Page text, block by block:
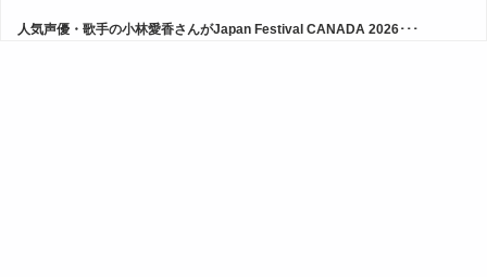
人気声優・歌手の小林愛香さんがJapan Festival CANADA 2026･･･